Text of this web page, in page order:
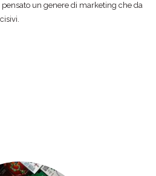
un genere di marketing che da